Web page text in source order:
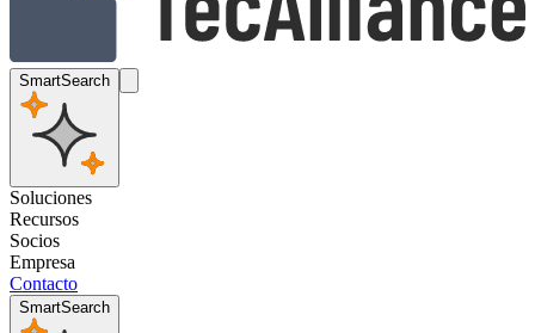
SmartSearch
Soluciones
Recursos
Socios
Empresa
Contacto
SmartSearch